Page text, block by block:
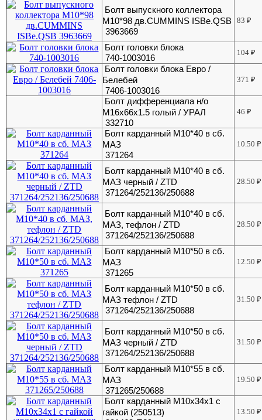
Болт выпускного коллектора
М10*98 дв.CUMMINS ISBe.QSB
3963669
83₽
Болт головки блока
740-1003016
104₽
Болт головки блока Евро /
Белебей
7406-1003016
371₽
Болт дифференциала н/о
М16х66х1.5 голый / УРАЛ
332710
46₽
Болт карданный М10*40 в сб.
МАЗ
371264
10.50₽
Болт карданный М10*40 в сб.
МАЗ черный / ZTD
371264/252136/250688
28.50₽
Болт карданный М10*40 в сб.
МАЗ, тефлон / ZTD
371264/252136/250688
28.50₽
Болт карданный М10*50 в сб.
МАЗ
371265
12.50₽
Болт карданный М10*50 в сб.
МАЗ тефлон / ZTD
371264/252136/250688
31.50₽
Болт карданный М10*50 в сб.
МАЗ черный / ZTD
371264/252136/250688
31.50₽
Болт карданный М10*55 в сб.
МАЗ
371265/250688
19.50₽
Болт карданный М10х34х1 с
гайкой (250513)
13.50₽